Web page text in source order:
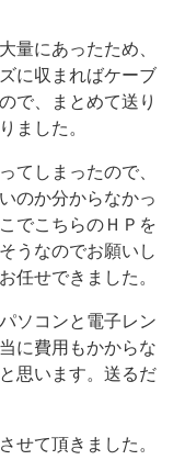
量にあったため、
に収まればケーブ
で、まとめて送り
ました。
てしまったので、
のか分からなかっ
でこちらのＨＰを
うなのでお願いし
任せできました。
ソコンと電子レン
に費用もかからな
思います。送るだ
せて頂きました。